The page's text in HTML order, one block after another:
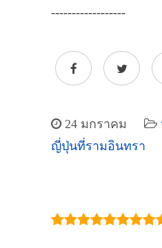
------------------
24 มกราคม
ญี่ปุ่นที่รามอินทรา